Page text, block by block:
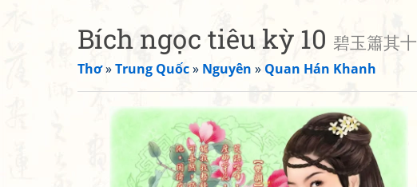
Bích ngọc tiêu kỳ 10 碧玉簫其十
Thơ»Trung Quốc» Nguyên » Quan Hán Khanh